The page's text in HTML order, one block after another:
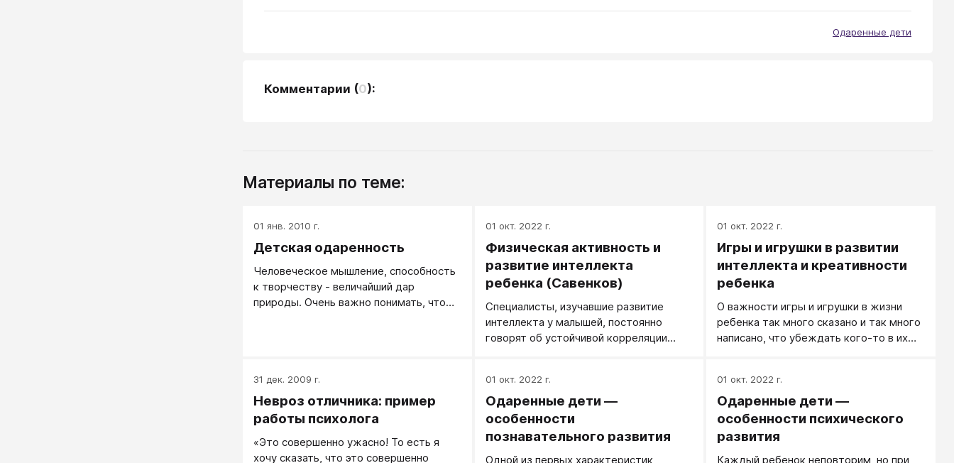
Одаренные дети
Комментарии (0):
Материалы по теме:
01 янв. 2010 г.
Детская одаренность
Человеческое мышление, способность
к творчеству - величайший дар
природы. Очень важно понимать, что
скупясь, а кого-то обходит стороной.
Одаренным же принято называть того,
чей дар явно превосходит некие
средние возможности, способности
большинства.
01 окт. 2022 г.
Физическая активность и
развитие интеллекта
ребенка (Савенков)
Специалисты, изучавшие развитие
интеллекта у малышей, постоянно
говорят об устойчивой корреляции
прежде всего уровня развития
мышления и координации движений.
01 окт. 2022 г.
Игры и игрушки в развитии
интеллекта и креативности
ребенка
О важности игры и игрушки в жизни
ребенка так много сказано и так много
написано, что убеждать кого-то в их
правильно. Мы хотим подчеркнуть одну
особенность детской игры,
принципиально важную для развития
детского интеллекта и креативности.
Часто детская игра, как и игра
31 дек. 2009 г.
Невроз отличника: пример
работы психолога
«Это совершенно ужасно! То есть я
хочу сказать, что это совершенно
01 окт. 2022 г.
Одаренные дети —
особенности
познавательного развития
Одной из первых характеристик,
01 окт. 2022 г.
Одаренные дети —
особенности психического
развития
Каждый ребенок неповторим, но при